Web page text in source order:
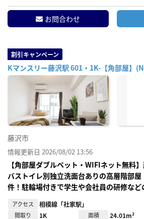
お問合わせ
割引キャンペーン
Kマンスリー藤沢駅 601・1K-【角部屋】
藤沢市
情報更新日 2026/08/02 13:56
【角部屋ダブルベット・WIFIネット無料
バストイレ別独立洗面台ありの高層階部
件！駐輪場付きで学生や会社員の研修など
アクセス 相模線「社家駅」
間取り 1K 面積 24.01m²